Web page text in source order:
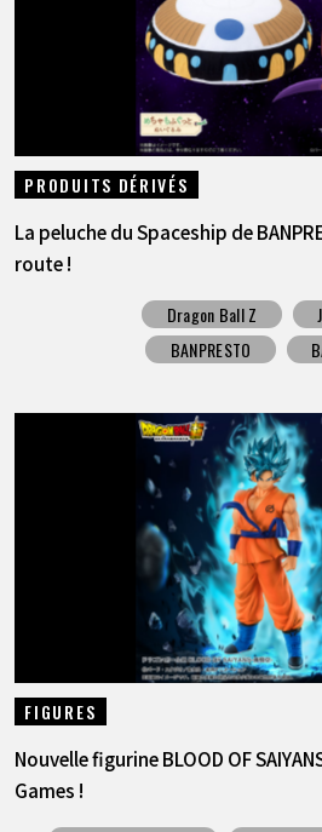
PRODUITS DÉRIVÉS
La peluche du Spaceship de
route !
Dragon Ball Z
BANPRESTO
FIGURES
Nouvelle figurine BLOOD OF
Games !